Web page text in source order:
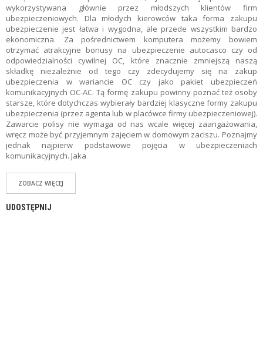
E
O
F
E
R
T
Y
C
H
W
I
L
Ó
K
U
wykorzystywana głównie przez młodszych klientów firm
ubezpieczeniowych. Dla młodych kierowców taka forma zakupu
ubezpieczenie jest łatwa i wygodna, ale przede wszystkim bardzo
ekonomiczna. Za pośrednictwem komputera możemy bowiem
otrzymać atrakcyjne bonusy na ubezpieczenie autocasco czy od
odpowiedzialności cywilnej OC, które znacznie zmniejszą naszą
składkę niezależnie od tego czy zdecydujemy się na zakup
ubezpieczenia w wariancie OC czy jako pakiet ubezpieczeń
komunikacyjnych OC-AC. Tą formę zakupu powinny poznać też osoby
starsze, które dotychczas wybierały bardziej klasyczne formy zakupu
ubezpieczenia (przez agenta lub w placówce firmy ubezpieczeniowej).
Zawarcie polisy nie wymaga od nas wcale więcej zaangażowania,
wręcz może być przyjemnym zajęciem w domowym zaciszu. Poznajmy
jednak najpierw podstawowe pojęcia w ubezpieczeniach
komunikacyjnych. Jaka
ZOBACZ WIĘCEJ
UDOSTĘPNIJ